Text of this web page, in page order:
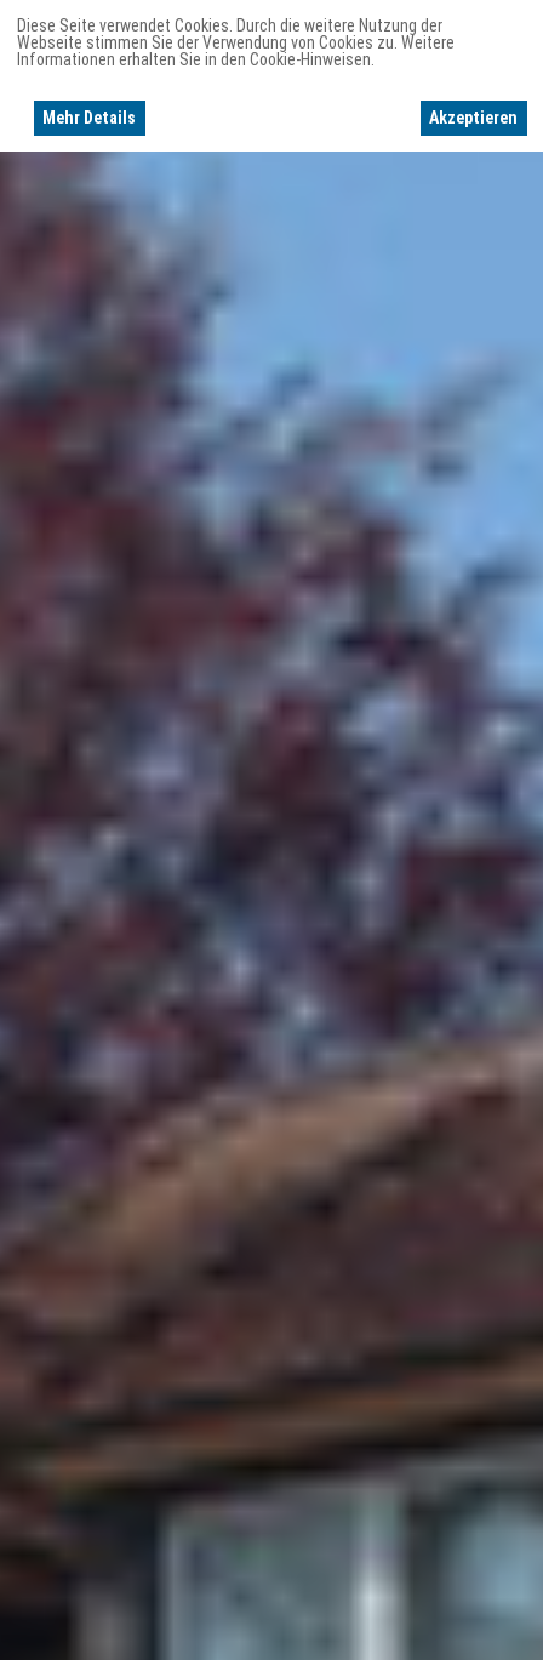
Diese Seite verwendet Cookies. Durch die weitere Nutzung der
Webseite stimmen Sie der Verwendung von Cookies zu. Weitere
Informationen erhalten Sie in den Cookie-Hinweisen.
Mehr Details Akzeptieren